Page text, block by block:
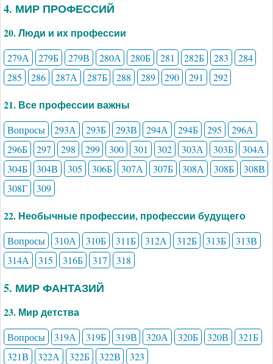
4. МИР ПРОФЕССИЙ
20. Люди и их профессии
279А 279Б 279В 280А 280Б 281 282Б 283
284
285
286 287А 287Б 288 289 290 291 292
21. Все профессии важны
Вопросы 293А 293Б 293В 294А 294Б 295
296А
296Б
297 298 299 300 301 302 303А 303Б
304А
304Б
304В 305 306Б 307А 307Б 308А 308Б
308В
308Г
309
22. Необычные профессии, профессии будущего
Вопросы 310А 310Б 311Б 312А 312Б 313Б
313В
314А
315 316Б 317 318
5. МИР ФАНТАЗИЙ
23. Мир детства
Вопросы 319А 319Б 319В 320А 320Б 320В
321Б
321В
322А 322Б 322В 323